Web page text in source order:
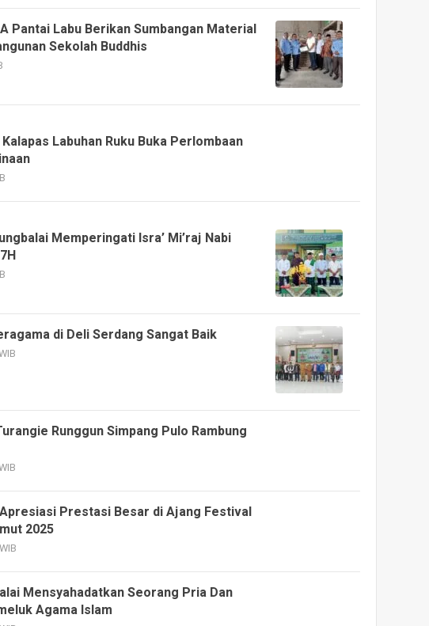
Pantai Labu Berikan Sumbangan Material
Sekolah Buddhis
Labuhan Ruku Buka Perlombaan
Memperingati Isra’ Mi’raj Nabi
di Deli Serdang Sangat Baik
Runggun Simpang Pulo Rambung
Prestasi Besar di Ajang Festival
2025
Mensyahadatkan Seorang Pria Dan
Agama Islam